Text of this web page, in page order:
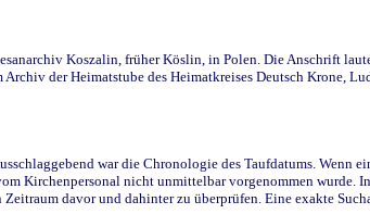
Koszalin, früher Köslin, in Polen. Die Anschrift
der Heimatstube des Heimatkreises Deutsch Krone,
war die Chronologie des Taufdatums.
Kirchenpersonal nicht unmittelbar vorgenommen
davor und dahinter zu überprüfen. Eine exakte